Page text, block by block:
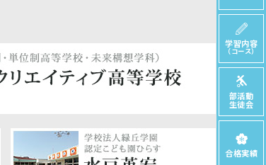
学習内容
（コース）
部活動
生徒会
合格実績